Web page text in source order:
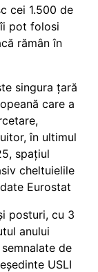
cei 1.500 de
pot folosi
rămân în
singura țară
care a
în ultimul
spațiul
cheltuielile
Eurostat
posturi, cu 3
anului
de
USLI